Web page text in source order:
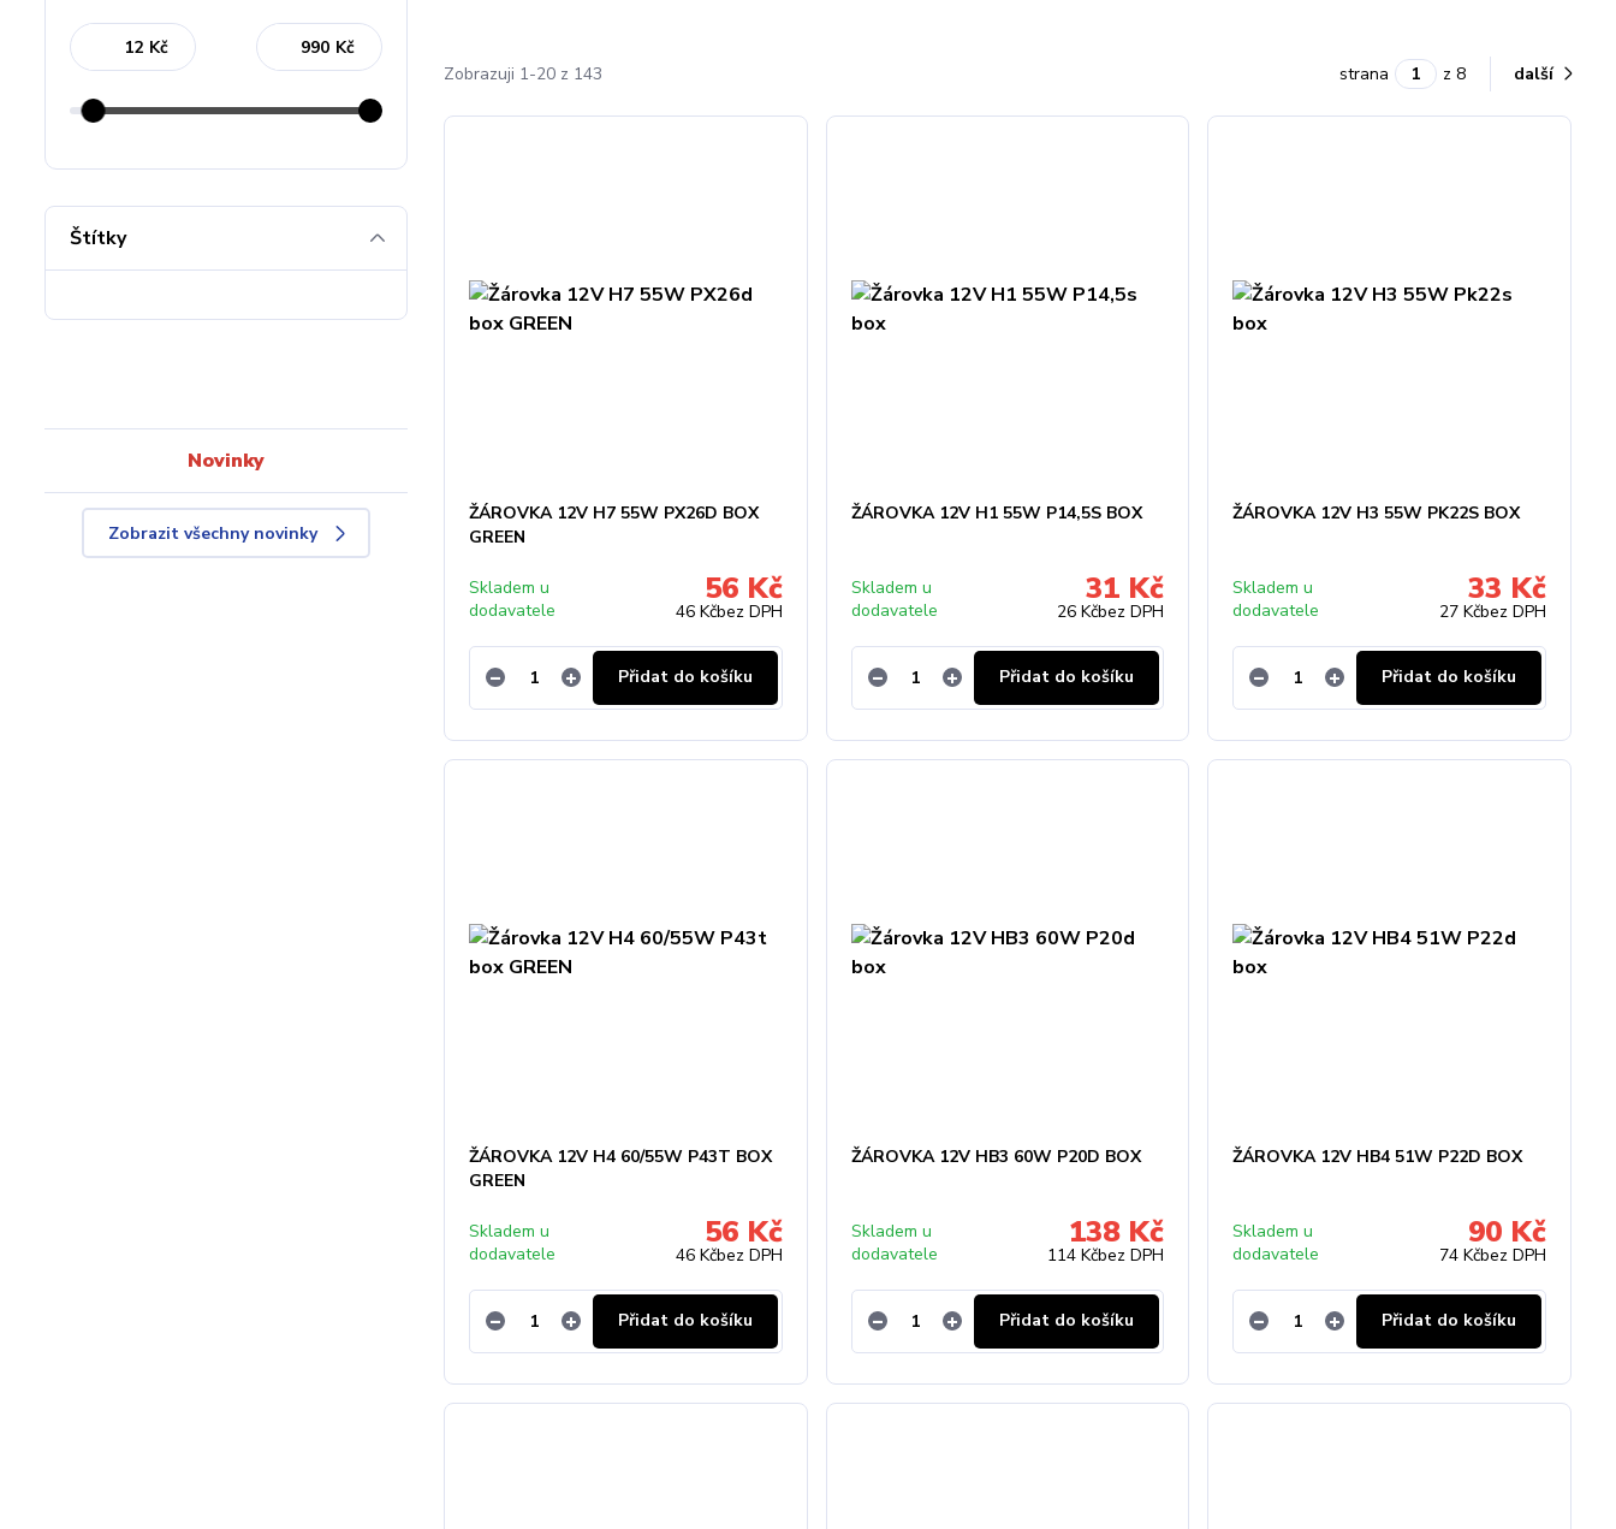
Zobrazuji 1-20 z 143 strana z 8 další
ŽÁROVKA 12V H7 55W PX26D BOX
GREEN
56 Kč
46 Kčbez DPH
Skladem u
dodavatele
Přidat do košíku
ŽÁROVKA 12V H1 55W P14,5S BOX
31 Kč
26 Kčbez DPH
Skladem u
dodavatele
Přidat do košíku
ŽÁROVKA 12V H3 55W PK22S BOX
33 Kč
27 Kčbez DPH
Skladem u
dodavatele
Přidat do košíku
ŽÁROVKA 12V H4 60/55W P43T BOX
GREEN
56 Kč
46 Kčbez DPH
Skladem u
dodavatele
Přidat do košíku
ŽÁROVKA 12V HB3 60W P20D BOX
138 Kč
114 Kčbez DPH
Skladem u
dodavatele
Přidat do košíku
ŽÁROVKA 12V HB4 51W P22D BOX
90 Kč
74 Kčbez DPH
Skladem u
dodavatele
Přidat do košíku
Kč Kč
Štítky
Novinky
Zobrazit všechny novinky